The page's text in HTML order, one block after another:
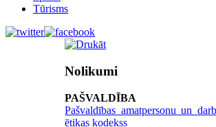
Tūrisms
Nolikumi
PAŠVALDĪBA
Pašvaldības amatpersonu un
ētikas kodekss